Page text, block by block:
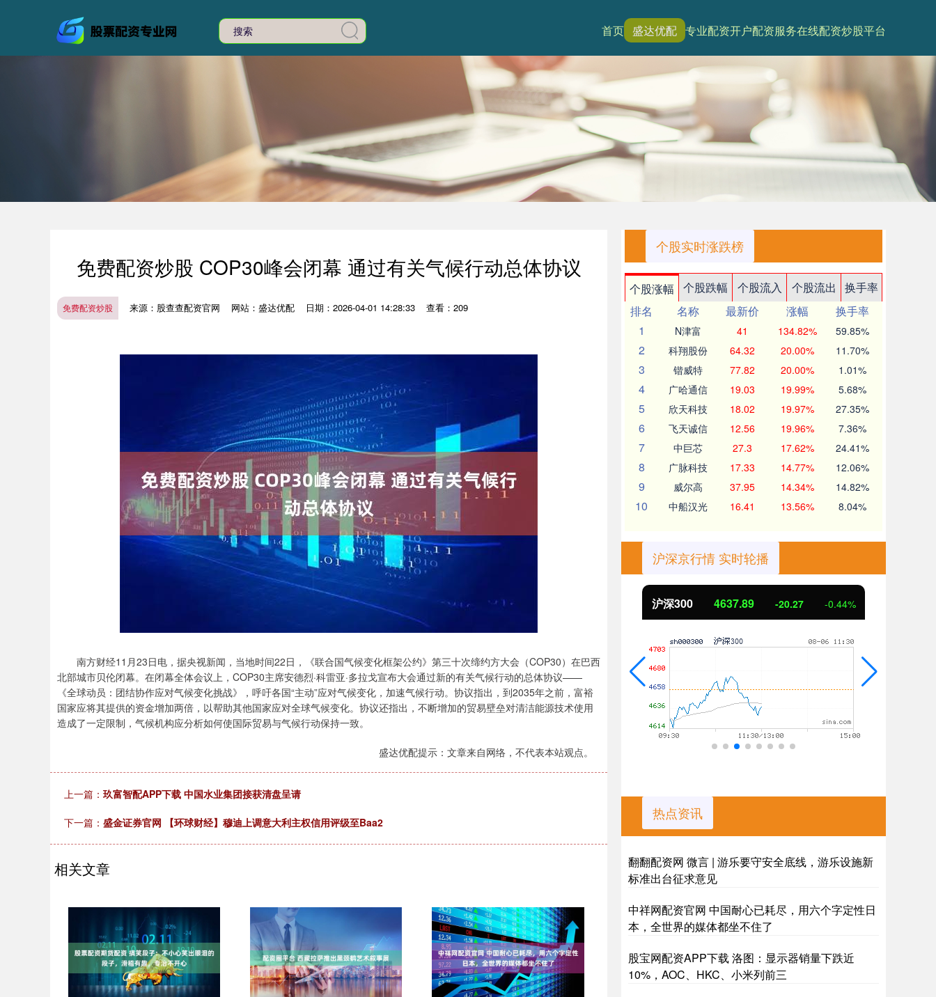
首页 盛达优配 专业配资开户配资服务在线配资炒股平台
免费配资炒股 COP30峰会闭幕 通过有关气候行动总体协议
免费配资炒股 来源：股查查配资官网 网站：盛达优配 日期：2026-04-01 14:28:33 查看：209
南方财经11月23日电，据央视新闻，当地时间22日，《联合国气候变化框架公约》第三十次缔约方大会（COP30）在巴西
北部城市贝伦闭幕。在闭幕全体会议上，COP30主席安德烈·科雷亚·多拉戈宣布大会通过新的有关气候行动的总体协议——
《全球动员：团结协作应对气候变化挑战》，呼吁各国“主动”应对气候变化，加速气候行动。协议指出，到2035年之前，富裕
国家应将其提供的资金增加两倍，以帮助其他国家应对全球气候变化。协议还指出，不断增加的贸易壁垒对清洁能源技术使用
造成了一定限制，气候机构应分析如何使国际贸易与气候行动保持一致。
盛达优配提示：文章来自网络，不代表本站观点。
上一篇： 玖富智配APP下载 中国水业集团接获清盘呈请
下一篇： 盛金证券官网 【环球财经】穆迪上调意大利主权信用评级至Baa2
相关文章
个股实时涨跌榜
个股涨幅 个股跌幅 个股流入 个股流出
换手率
排名
名称 最新价 涨幅
换手率
1
N津富 41 134.82% 59.85%
2 科翔股份 64.32 20.00% 11.70%
3 锴威特 77.82 20.00% 1.01%
4 广哈通信 19.03 19.99% 5.68%
5 欣天科技 18.02 19.97% 27.35%
6 飞天诚信 12.56 19.96% 7.36%
7 中巨芯 27.3 17.62% 24.41%
8 广脉科技 17.33 14.77% 12.06%
9 威尔高 37.95 14.34% 14.82%
10 中船汉光 16.41 13.56% 8.04%
沪深京行情 实时轮播
沪深300 4637.89 -20.27 北证50 1115.17 -4.29 -0.38%
热点资讯
翻翻配资网 微言 | 游乐要守安全底线，游乐设施新
标准出台征求意见
中祥网配资官网 中国耐心已耗尽，用六个字定性日
本，全世界的媒体都坐不住了
股宝网配资APP下载 洛图：显示器销量下跌近
10%，AOC、HKC、小米列前三